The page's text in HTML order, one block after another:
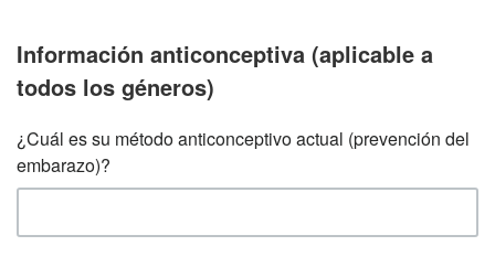
Información anticonceptiva (aplicable a
todos los géneros)
¿Cuál es su método anticonceptivo actual (prevención del
embarazo)?